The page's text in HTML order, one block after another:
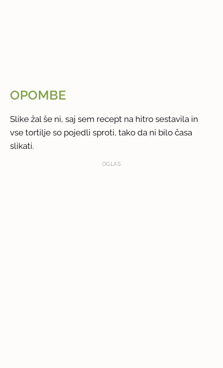
OPOMBE
Slike žal še ni, saj sem recept na hitro sestavila in
vse tortilje so pojedli sproti, tako da ni bilo časa
slikati.
OGLAS